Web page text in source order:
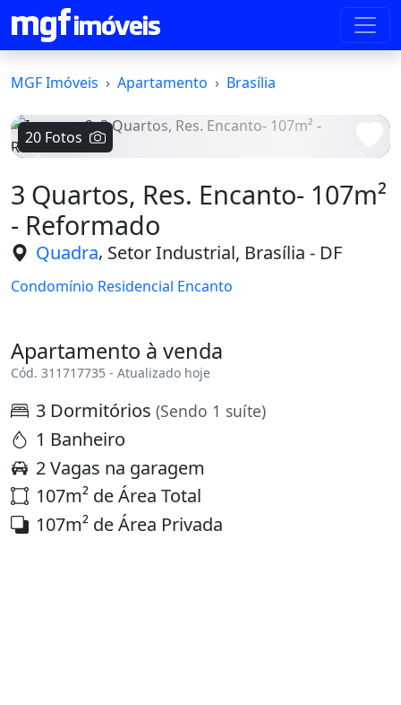
MGF Imóveis Apartamento Brasília
20 Fotos
3 Quartos, Res. Encanto- 107m²
- Reformado
Quadra, Setor Industrial, Brasília - DF
Condomínio Residencial Encanto
Apartamento à venda
Cód. 311717735 - Atualizado hoje
3 Dormitórios (Sendo 1 suíte)
1 Banheiro
2 Vagas na garagem
107m² de Área Total
107m² de Área Privada